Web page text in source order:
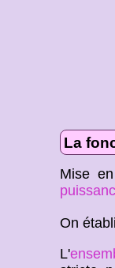
La
Mise
On
L'